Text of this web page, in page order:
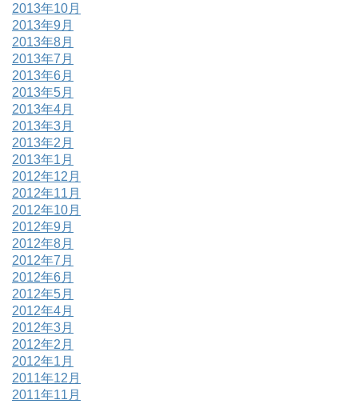
2013年10月
2013年9月
2013年8月
2013年7月
2013年6月
2013年5月
2013年4月
2013年3月
2013年2月
2013年1月
2012年12月
2012年11月
2012年10月
2012年9月
2012年8月
2012年7月
2012年6月
2012年5月
2012年4月
2012年3月
2012年2月
2012年1月
2011年12月
2011年11月